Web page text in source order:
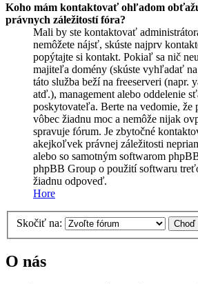
Koho mám kontaktovať ohľadom
právnych záležitostí fóra?
Mali by ste kontaktovať
nemôžete nájsť, skúste najprv
popýtajte si kontakt. Pokiaľ sa nič
majiteľa domény (skúste vyhľadať na
táto služba beží na freeserveri (napr.
atď.), management alebo oddelenie
poskytovateľa. Berte na vedomie, že
vôbec žiadnu moc a nemôže nijak
spravuje fórum. Je zbytočné
akejkoľvek právnej záležitosti
alebo so samotným softwarom
phpBB Group o použití softwaru
žiadnu odpoveď.
Hore
Skočiť na:
O nás